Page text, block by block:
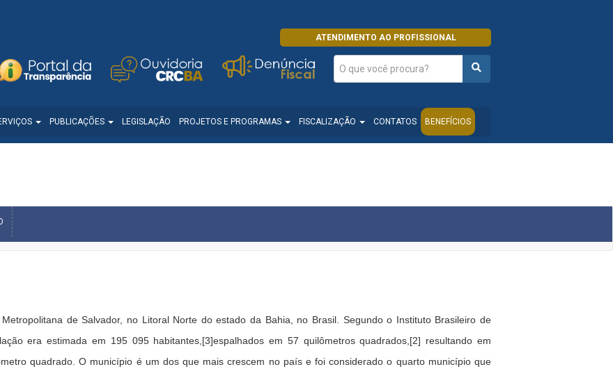
ATENDIMENTO AO PROFISSIONAL
PUBLICAÇÕES LEGISLAÇÃO PROJETOS E PROGRAMAS FISCALIZAÇÃO CONTATOS BENEFÍCIOS
de Salvador, no Litoral Norte do estado da Bahia, no Brasil. Segundo o Instituto Brasileiro de
era estimada em 195 095 habitantes,[3]espalhados em 57 quilômetros quadrados,[2] resultando em
quadrado. O município é um dos que mais crescem no país e foi considerado o quarto município que